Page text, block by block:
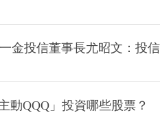
金投信董事長尤昭文：投信
動QQQ」投資哪些股票？